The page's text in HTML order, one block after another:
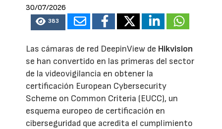
30/07/2026
383
Las cámaras de red DeepinView de Hikvision
se han convertido en las primeras del sector
de la videovigilancia en obtener la
certificación European Cybersecurity
Scheme on Common Criteria (EUCC), un
esquema europeo de certificación en
ciberseguridad que acredita el cumplimiento